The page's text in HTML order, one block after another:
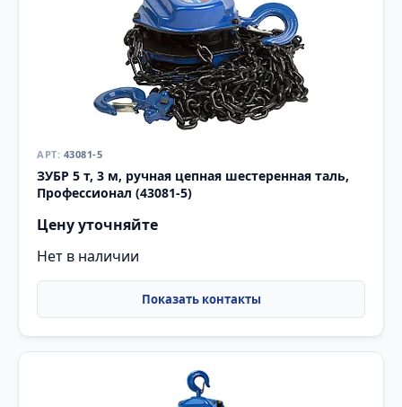
43081-5
ЗУБР 5 т, 3 м, ручная цепная шестеренная таль,
Профессионал (43081-5)
Цену уточняйте
Нет в наличии